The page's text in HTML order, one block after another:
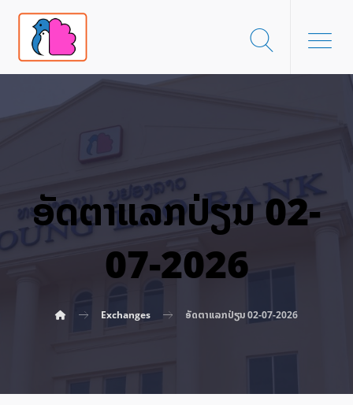
ອັດ​ຕາ​ແລກ​ປ່ຽນ 02-
07-2026
Exchanges ອັດ​ຕາ​ແລກ​ປ່ຽນ 02-07-2026